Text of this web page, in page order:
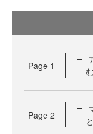
Page 1
む
Page 2